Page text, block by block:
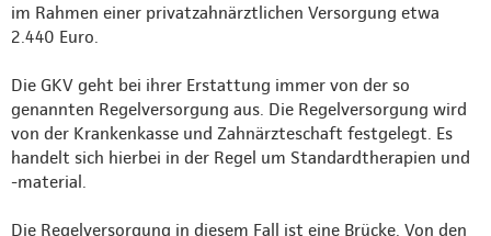
im Rahmen einer privatzahnärztlichen Versorgung etwa
2.440 Euro.
Die GKV geht bei ihrer Erstattung immer von der so
genannten Regelversorgung aus. Die Regelversorgung wird
von der Krankenkasse und Zahnärzteschaft festgelegt. Es
handelt sich hierbei in der Regel um Standardtherapien und
-material.
Die Regelversorgung in diesem Fall ist eine Brücke. Von den